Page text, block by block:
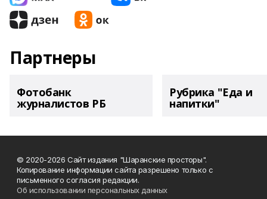
Партнеры
Фотобанк
журналистов РБ
Рубрика "Еда и
напитки"
© 2020-2026 Сайт издания "Шаранские просторы".
Копирование информации сайта разрешено только с
письменного согласия редакции.
Об использовании персональных данных